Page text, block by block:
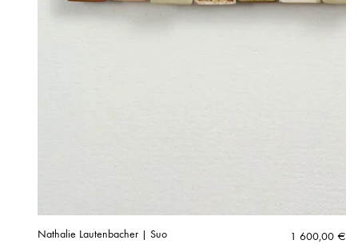
Nathalie Lautenbacher | Suo 1 600,00 €